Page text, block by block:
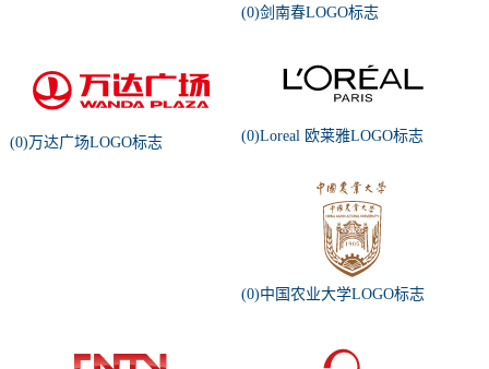
(0)剑南春LOGO标志
(0)万达广场LOGO标志 (0)Loreal 欧莱雅LOGO标志
(0)中国农业大学LOGO标志